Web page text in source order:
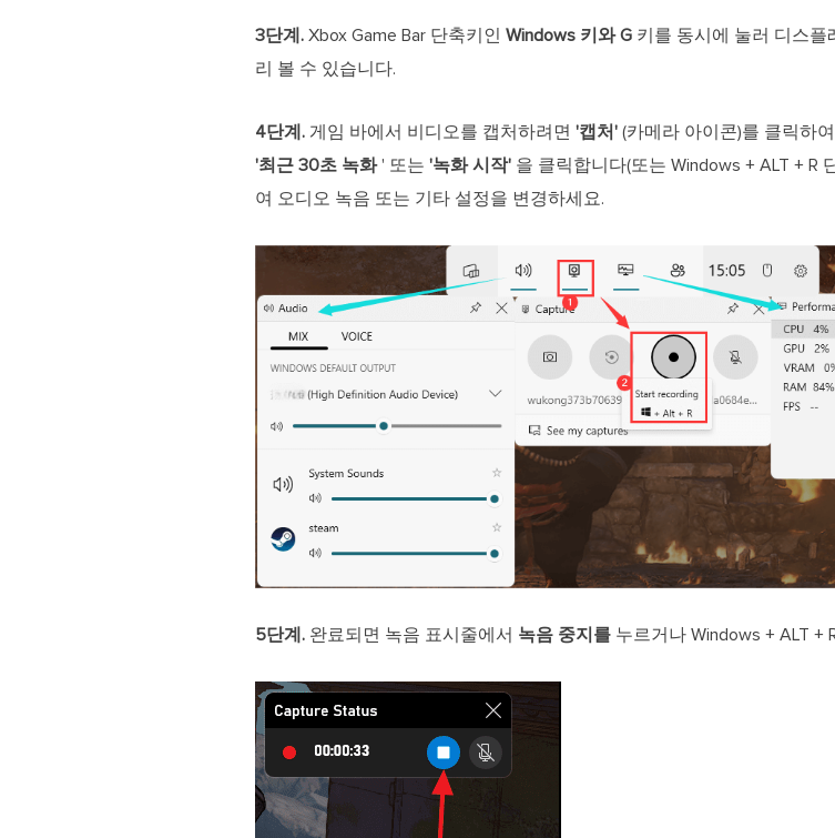
3단계. Xbox Game Bar 단축키인 Windows 키와 G 키를 동시에 눌러 디스플
리 볼 수 있습니다.
4단계. 게임 바에서 비디오를 캡처하려면 '캡처' (카메라 아이콘)를 클릭하
'최근 30초 녹화' 또는 '녹화 시작' 을 클릭합니다(또는 Windows + ALT + R
여 오디오 녹음 또는 기타 설정을 변경하세요.
5단계. 완료되면 녹음 표시줄에서 녹음 중지를 누르거나 Windows + ALT +